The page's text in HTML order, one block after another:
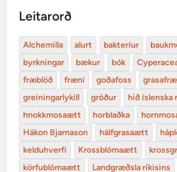
Leitarorð
Alchemilla alurt bakteríur
byrkningar
bækur bók
fræblöð
fræni goðafoss
greiningarlykill
gróður
hið
hnokkmosaætt
horblaðka
Hákon Bjarnason
hálfgrasaætt
kelduhverfi
Krossblómaætt
körfublómaætt
Landgræðsla ríkisins